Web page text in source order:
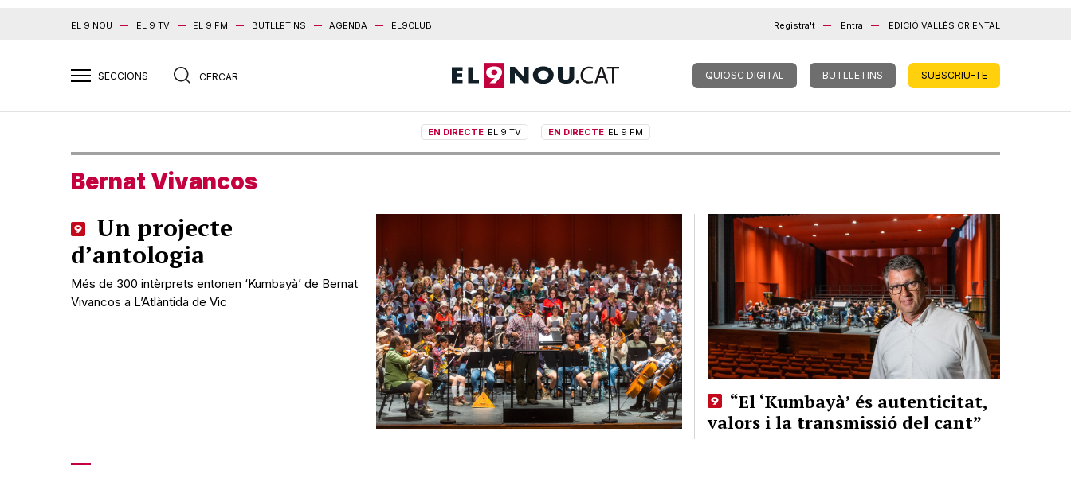
EL 9 NOU EL 9 TV EL 9 FM BUTLLETINS AGENDA EL9CLUB Registra't Entra EDICIÓ VALLÈS ORIENTAL
QUIOSC DIGITAL BUTLLETINS SUBSCRIU-TE
EN DIRECTE EL 9 TV EN DIRECTE EL 9 FM
Bernat Vivancos
Un projecte
d’antologia
Més de 300 intèrprets entonen ‘Kumbayà’ de Bernat
Vivancos a L’Atlàntida de Vic
“El ‘Kumbayà’ és autenticitat,
valors i la transmissió del cant”